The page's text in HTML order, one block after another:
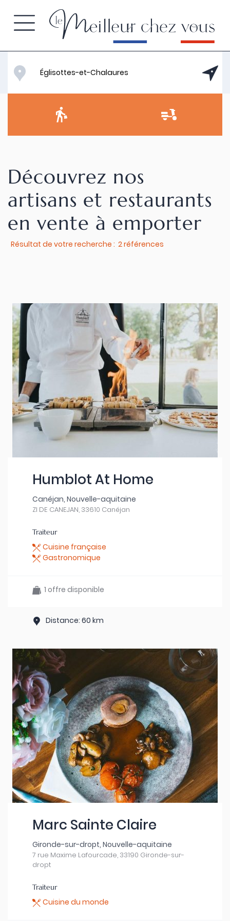
Découvrez nos
artisans et restaurants
en vente à emporter
Résultat de votre recherche : 2 références
Humblot At Home
Canéjan, Nouvelle-aquitaine
ZI DE CANEJAN, 33610 Canéjan
Traiteur
Cuisine française
Gastronomique
1 offre disponible
Distance: 60 km
Marc Sainte Claire
Gironde-sur-dropt, Nouvelle-aquitaine
7 rue Maxime Lafourcade, 33190 Gironde-sur-
dropt
Traiteur
Cuisine du monde